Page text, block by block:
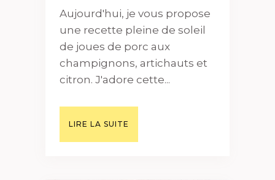
Aujourd'hui, je vous propose
une recette pleine de soleil
de joues de porc aux
champignons, artichauts et
citron. J'adore cette...
LIRE LA SUITE